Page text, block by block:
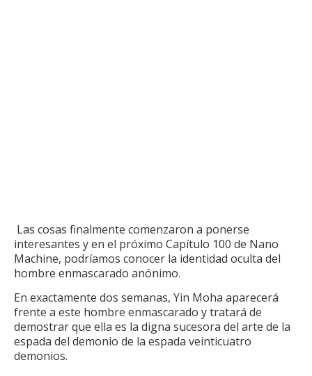
Las cosas finalmente comenzaron a ponerse
interesantes y en el próximo Capítulo 100 de Nano
Machine, podríamos conocer la identidad oculta del
hombre enmascarado anónimo.
En exactamente dos semanas, Yin Moha aparecerá
frente a este hombre enmascarado y tratará de
demostrar que ella es la digna sucesora del arte de la
espada del demonio de la espada veinticuatro
demonios.